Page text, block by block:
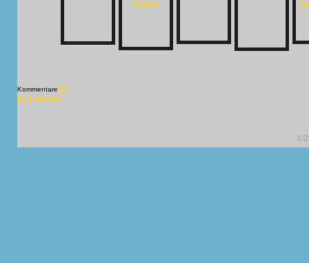
Kommentare[X]
[X] schließen